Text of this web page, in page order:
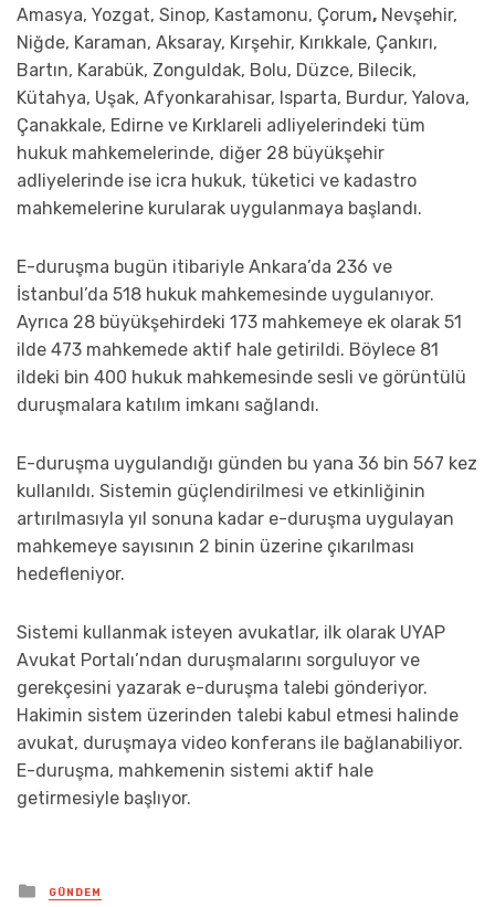
Amasya, Yozgat, Sinop, Kastamonu, Çorum, Nevşehir,
Niğde, Karaman, Aksaray, Kırşehir, Kırıkkale, Çankırı,
Bartın, Karabük, Zonguldak, Bolu, Düzce, Bilecik,
Kütahya, Uşak, Afyonkarahisar, Isparta, Burdur, Yalova,
Çanakkale, Edirne ve Kırklareli adliyelerindeki tüm
hukuk mahkemelerinde, diğer 28 büyükşehir
adliyelerinde ise icra hukuk, tüketici ve kadastro
mahkemelerine kurularak uygulanmaya başlandı.
E-duruşma bugün itibariyle Ankara’da 236 ve
İstanbul’da 518 hukuk mahkemesinde uygulanıyor.
Ayrıca 28 büyükşehirdeki 173 mahkemeye ek olarak 51
ilde 473 mahkemede aktif hale getirildi. Böylece 81
ildeki bin 400 hukuk mahkemesinde sesli ve görüntülü
duruşmalara katılım imkanı sağlandı.
E-duruşma uygulandığı günden bu yana 36 bin 567 kez
kullanıldı. Sistemin güçlendirilmesi ve etkinliğinin
artırılmasıyla yıl sonuna kadar e-duruşma uygulayan
mahkemeye sayısının 2 binin üzerine çıkarılması
hedefleniyor.
Sistemi kullanmak isteyen avukatlar, ilk olarak UYAP
Avukat Portalı’ndan duruşmalarını sorguluyor ve
gerekçesini yazarak e-duruşma talebi gönderiyor.
Hakimin sistem üzerinden talebi kabul etmesi halinde
avukat, duruşmaya video konferans ile bağlanabiliyor.
E-duruşma, mahkemenin sistemi aktif hale
getirmesiyle başlıyor.
Posted
GÜNDEM